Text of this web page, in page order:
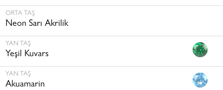
ORTA TAŞ
Neon Sarı Akrilik
YAN TAŞ
Yeşil Kuvars
YAN TAŞ
Akuamarin